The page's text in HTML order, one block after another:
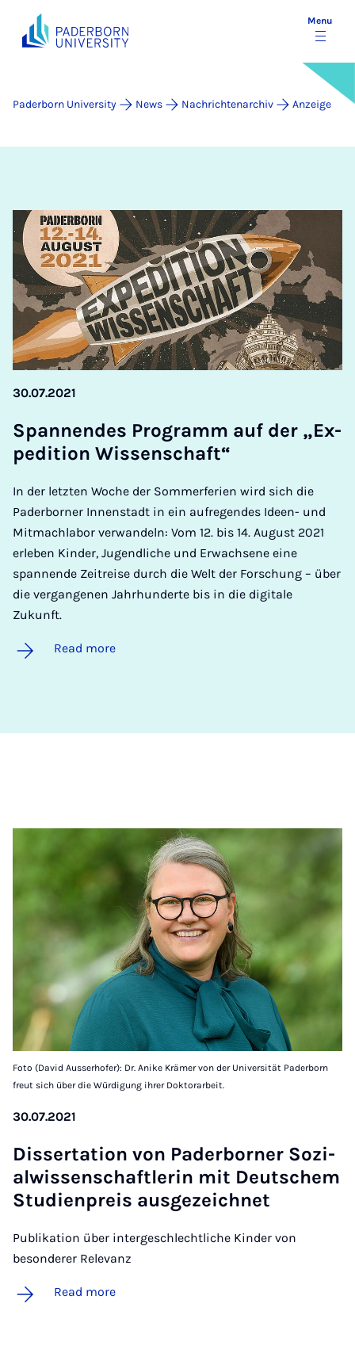
Menu
Paderborn University News Nachrichtenarchiv Anzeige
30.07.2021
Spannendes Pro­gramm auf der „Ex­
ped­i­tion Wis­senschaft“
In der letzten Woche der Sommerferien wird sich die
Paderborner Innenstadt in ein aufregendes Ideen- und
Mitmachlabor verwandeln: Vom 12. bis 14. August 2021
erleben Kinder, Jugendliche und Erwachsene eine
spannende Zeitreise durch die Welt der Forschung – über
die vergangenen Jahrhunderte bis in die digitale
Zukunft.
Read more
Foto (David Ausserhofer): Dr. Anike Krämer von der Universität Paderborn
freut sich über die Würdigung ihrer Doktorarbeit.
30.07.2021
Dis­ser­ta­tion von Pader­borner Sozi­
al­wis­senschaftler­in mit Deuts­chem
Stud­i­en­pre­is aus­gezeich­net
Publikation über intergeschlechtliche Kinder von
besonderer Relevanz
Read more